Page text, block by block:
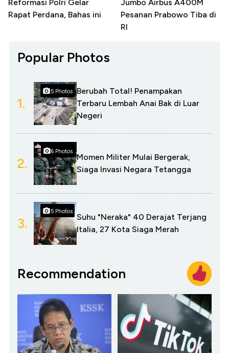
Reformasi Polri Gelar
Rapat Perdana, Bahas ini
Jumbo Airbus A400M
Pesanan Prabowo Tiba di
RI
Popular Photos
1.
5 Photos
Berubah Total! Penampakan
Terbaru Lembah Anai Bak di Luar
Negeri
2.
6 Photos
Momen Militer Mulai Bergerak,
Siaga Invasi Negara Tetangga
3.
5 Photos
Suhu "Neraka" 40 Derajat Terjang
Italia, 27 Kota Siaga Merah
Recommendation